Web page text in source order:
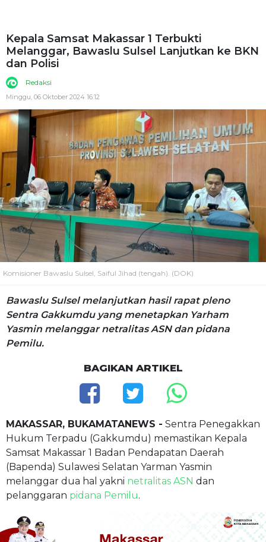
Kepala Samsat Makassar 1 Terbukti
Melanggar, Bawaslu Sulsel Lanjutkan ke BKN
dan Polisi
Redaksi
Minggu, 06 Oktober 2024 16:12
Komisioner Bawaslu Sulsel, Saiful Jihad (tengah). (DOK)
Bawaslu Sulsel melanjutkan hasil rapat pleno
Sentra Gakkumdu yang menetapkan Yarham
Yasmin melanggar netralitas ASN dan pidana
Pemilu.
BAGIKAN ARTIKEL
MAKASSAR, BUKAMATANEWS - Sentra Penegakkan
Hukum Terpadu (Gakkumdu) memastikan Kepala
Samsat Makassar 1 Badan Pendapatan Daerah
(Bapenda) Sulawesi Selatan Yarman Yasmin
melanggar dua hal yakni netralitas ASN dan
pelanggaran pidana Pemilu.